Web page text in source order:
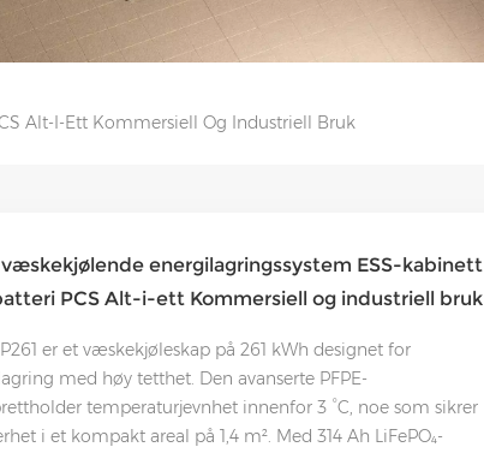
Alt-I-Ett Kommersiell Og Industriell Bruk
væskekjølende energilagringssystem ESS-kabinett
PCS Alt-i-ett Kommersiell og industriell bruk
er et væskekjøleskap på 261 kWh designet for
med høy tetthet. Den avanserte PFPE-
temperaturjevnhet innenfor 3 °C, noe som sikrer
i et kompakt areal på 1,4 m². Med 314 Ah LiFePO₄-